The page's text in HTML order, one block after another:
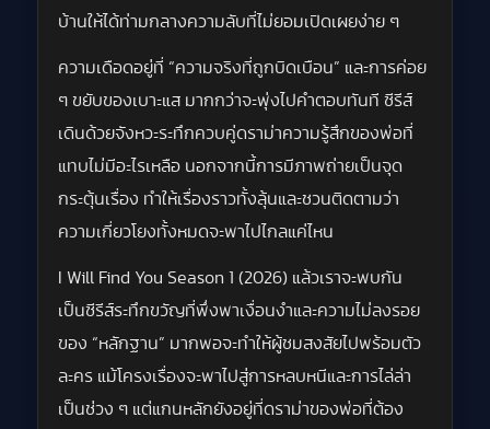
บ้านให้ได้ท่ามกลางความลับที่ไม่ยอมเปิดเผยง่าย ๆ
ความเดือดอยู่ที่ “ความจริงที่ถูกบิดเบือน” และการค่อย
ๆ ขยับของเบาะแส มากกว่าจะพุ่งไปคำตอบทันที ซีรีส์
เดินด้วยจังหวะระทึกควบคู่ดราม่าความรู้สึกของพ่อที่
แทบไม่มีอะไรเหลือ นอกจากนี้การมีภาพถ่ายเป็นจุด
กระตุ้นเรื่อง ทำให้เรื่องราวทั้งลุ้นและชวนติดตามว่า
ความเกี่ยวโยงทั้งหมดจะพาไปไกลแค่ไหน
I Will Find You Season 1 (2026) แล้วเราจะพบกัน
เป็นซีรีส์ระทึกขวัญที่พึ่งพาเงื่อนงำและความไม่ลงรอย
ของ “หลักฐาน” มากพอจะทำให้ผู้ชมสงสัยไปพร้อมตัว
ละคร แม้โครงเรื่องจะพาไปสู่การหลบหนีและการไล่ล่า
เป็นช่วง ๆ แต่แกนหลักยังอยู่ที่ดราม่าของพ่อที่ต้อง